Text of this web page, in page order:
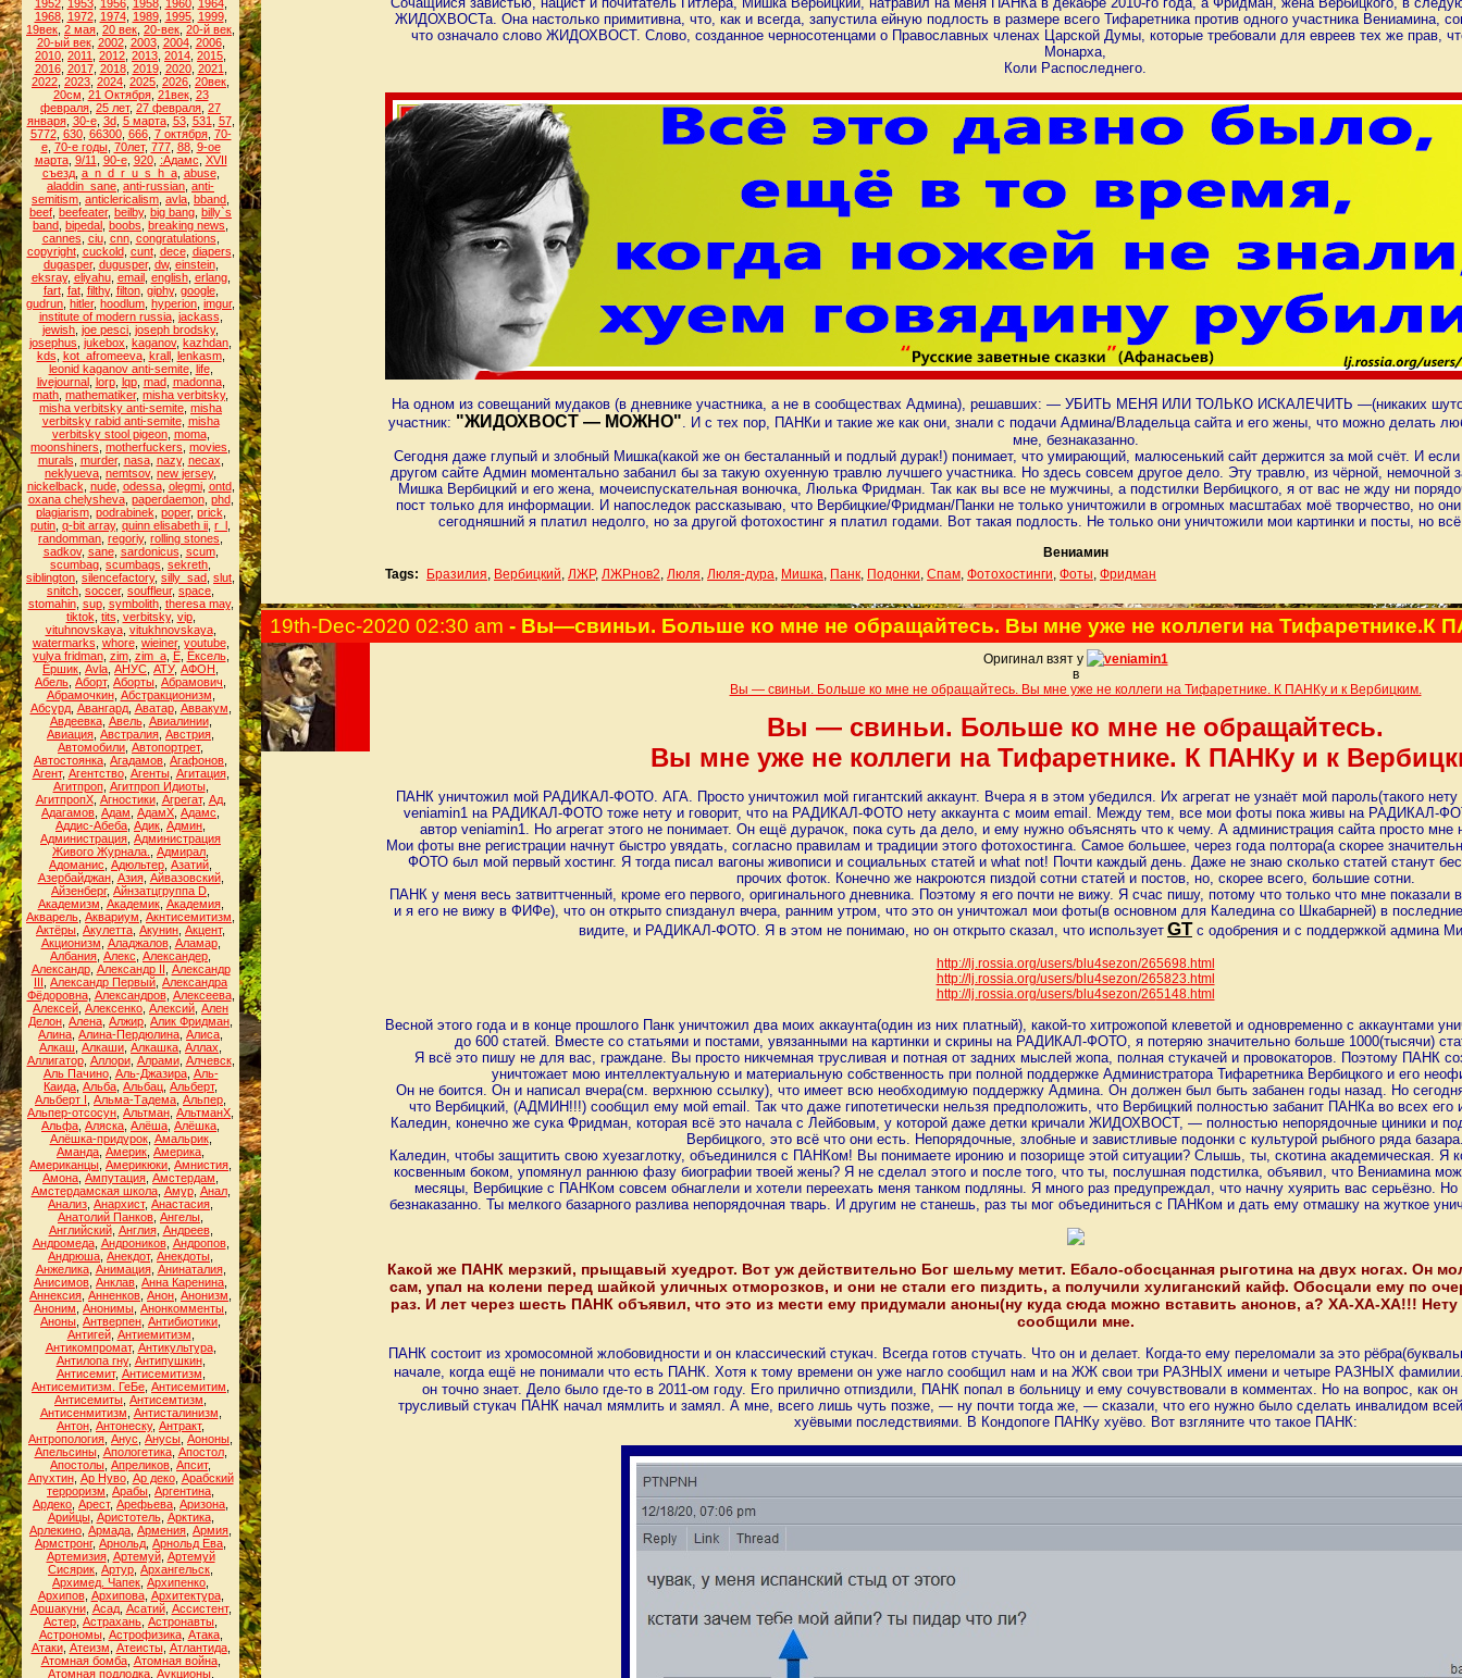
1952, 1953, 1956, 1958, 1960, 1964,
1968, 1972, 1974, 1989, 1995, 1999,
19век 2 мая 20 век 20-век 20-й век
20-ый век, 2002, 2003, 2004, 2006,
2010 2011 2012 2013 2014 2015
2016, 2017, 2018, 2019, 2020, 2021
2022 2023 2024 2025 2026 20век
20см 21 Октября, 21век, 23
февраля 25 лет, 27 февраля 27
января, 30-е, 3d, 5 марта, 53, 531 57,
5772, 630, 66300, 666, 7 октября, 70-
е, 70-е годы, 70лет, 777, 88, 9-ое
марта, 9/11 90-е, 920, :Адамс XVII
съезд, a_n_d_r_u_s_h_a, abuse,
aladdin_sane anti-russian anti-
semitism anticlericalism avla bband
beef beefeater, beilby, big bang billy`s
band bipedal boobs breaking news
cannes ciu, cnn, congratulations
copyright, cuckold, cunt, dece, diapers
dugasper, dugusper, dw, einstein,
eksray, eliyahu, email, english, erlang,
fart, fat, filthy, filton, giphy, google,
gudrun hitler, hoodlum hyperion imgur,
institute of modern russia, jackass
jewish joe pesci joseph brodsky,
josephus jukebox kaganov, kazhdan
kds kot_afromeeva, krall, lenkasm,
leonid kaganov anti-semite, life,
livejournal, lorp, lqp, mad, madonna,
math mathematiker, misha verbitsky,
misha verbitsky anti-semite misha
verbitsky rabid anti-semite, misha
verbitsky stool pigeon, moma,
moonshiners motherfuckers movies
murals murder, nasa, nazy, necax
neklyueva nemtsov, new jersey,
nickelback nude, odessa, olegmi, ontd,
oxana chelysheva, paperdaemon, phd,
plagiarism, podrabinek poper, prick
putin q-bit array, quinn elisabeth ii r_l
randomman regoriy, rolling stones
sadkov, sane, sardonicus scum,
scumbag scumbags sekreth
siblington silencefactory, silly_sad slut
snitch soccer, souffleur, space
stomahin, sup, symbolith, theresa may,
tiktok tits verbitsky, vip,
vituhnovskaya, vitukhnovskaya,
watermarks whore, wieiner, youtube,
yulya fridman, zim, zim_a, Ё, Ёксель,
Ёршик Аvla АНУС АТУ, АФОН
Абель Аборт, Аборты Абрамович
Абрамочкин, Абстракционизм
Абсурд, Авангард, Аватар, Аввакум
Авдеевка, Авель, Авиалинии,
Авиация Австралия Австрия
Автомобили Автопортрет,
Автостоянка Агадамов Агафонов
Агент, Агентство, Агенты, Агитация,
Агитпроп, Агитпроп Идиоты,
АгитпропХ, Агностики, Агрегат, Ад,
Адагамов Адам АдамХ Адамс
Аддис-Абеба Адик Админ
Администрация Администрация
Живого Журнала.
Адмирал
Адоманис Адюльтер Азатий
Азербайджан, Азия, Айвазовский,
Айзенберг, Айнзатцгруппа D
Академизм Академик, Академия,
Акварель Аквариум Акнтисемитизм
Актёры Акулетта Акунин Акцент,
Акционизм Аладжалов, Аламар,
Албания Алекс Александер
Александр, Александр II Александр
III Александр Первый Александра
Фёдоровна, Александров, Алексеева,
Алексей Алексенко Алексий Ален
Делон Алена Алжир Алик Фридман
Алина Алина-Пердюлина Алиса
Алкаш Алкаши Алкашка Аллах
Аллигатор, Аллори, Алрами, Алчевск,
Аль Пачино, Аль-Джазира, Аль-
Каида Альба Альбац Альберт,
Альберт I Альма-Тадема Альпер
Альпер-отсосун Альтман АльтманХ
Альфа Аляска Алёша Алёшка
Алёшка-придурок, Амальрик,
Аманда Америк Америка
Американцы Америкюки Амнистия
Амона Ампутация Амстердам
Амстердамская школа, Амур, Анал,
Анализ Анархист, Анастасия
Анатолий Панков Ангелы
Английский, Англия, Андреев,
Андромеда, Андроников, Андропов,
Андрюша Анекдот, Анекдоты
Анжелика, Анимация, Анинаталия,
Анисимов Анклав Анна Каренина
Аннексия Анненков Анон Анонизм
Аноним Анонимы Анонкомменты
Аноны Антверпен Антибиотики
Антигей, Антиемитизм
Антикомпромат, Антикультура,
Антилопа гну, Антипушкин,
Антисемит, Антисемитизм
Антисемитизм. ГеБе Антисемитим
Антисемиты Антисемтизм
Антисенмитизм Антисталинизм
Антон Антонеску, Антракт,
Антропология Анус Анусы Аононы
Апельсины, Апологетика, Апостол,
Апостолы Апреликов Апсит,
Апухтин, Ар Нуво, Ар деко, Арабский
терроризм Арабы Аргентина
Ардеко Арест, Арефьева Аризона
Арийцы, Аристотель, Арктика,
Арлекино Армада Армения Армия
Армстронг, Арнольд Арнольд Ева
Артемизия, Артемуй, Артемуй
Сисярик Артур Архангельск
Архимед. Чапек Архипенко
Архипов, Архипова, Архитектура,
Аршакуни, Асад, Асатий, Ассистент,
Астер Астрахань Астронавты
Астрономы, Астрофизика, Атака,
Атаки, Атеизм Атеисты, Атлантида,
Атомная бомба, Атомная война,
Атомная подлодка, Аукционы,
ЖИДОХВОСТа. Она настолько примитивна, что, как и всегда, запустила ейную подлость в размере всего Тифаретника против одного участника Вениамина,
что означало слово ЖИДОХВОСТ. Слово, созданное черносотенцами о Православных членах Царской Думы, которые требовали для евреев тех же прав,
Монарха,
Коли Распоследнего.
На одном из совещаний мудаков (в дневнике участника, а не в сообществах Админа), решавших: — УБИТЬ МЕНЯ ИЛИ ТОЛЬКО ИСКАЛЕЧИТЬ —(никаких
участник: "ЖИДОХВОСТ — МОЖНО". И с тех пор, ПАНКи и такие же как они, знали с подачи Админа/Владельца сайта и его жены, что можно делать
мне, безнаказанно.
Сегодня даже глупый и злобный Мишка(какой же он бесталанный и подлый дурак!) понимает, что умирающий, малюсенький сайт держится за мой счёт. И
другом сайте Админ моментально забанил бы за такую охуенную травлю лучшего участника. Но здесь совсем другое дело. Эту травлю, из чёрной, немочной
Мишка Вербицкий и его жена, мочеиспускательная вонючка, Люлька Фридман. Так как вы все не мужчины, а подстилки Вербицкого, я от вас не жду ни
пост только для информации. И напоследок рассказываю, что Вербицкие/Фридман/Панки не только уничтожили в огромных масштабах моё творчество, но
сегодняшний я платил недолго, но за другой фотохостинг я платил годами. Вот такая подлость. Не только они уничтожили мои картинки и посты, но
Вениамин
Tags:
Бразилия, Вербицкий, ЛЖР, ЛЖРнов2, Люля, Люля-дура, Мишка, Панк, Подонки, Спам, Фотохостинги, Фоты, Фридман
19th-Dec-2020 02:30 am - Вы—свиньи. Больше ко мне не обращайтесь. Вы мне уже не коллеги на Тифаретнике.К
Оригинал взят у
veniamin1
в
Вы — свиньи. Больше ко мне не обращайтесь. Вы мне уже не коллеги на Тифаретнике. К ПАНКу и к Вербицким.
Вы — свиньи. Больше ко мне не обращайтесь.
Вы мне уже не коллеги на Тифаретнике. К ПАНКу и к
ПАНК уничтожил мой РАДИКАЛ-ФОТО. АГА. Просто уничтожил мой гигантский аккаунт. Вчера я в этом убедился. Их агрегат не узнаёт мой пароль(такого
veniamin1 на РАДИКАЛ-ФОТО тоже нету и говорит, что на РАДИКАЛ-ФОТО нету аккаунта с моим email. Между тем, все мои фоты пока живы на РАДИКАЛ-
автор veniamin1. Но агрегат этого не понимает. Он ещё дурачок, пока суть да дело, и ему нужно объяснять что к чему. А администрация сайта просто
Мои фоты вне регистрации начнут быстро увядать, согласно правилам и традиции этого фотохостинга. Самое большее, через года полтора(а скорее
ФОТО был мой первый хостинг. Я тогда писал вагоны живописи и социальных статей и what not! Почти каждый день. Даже не знаю сколько статей станут
прочих фоток. Конечно же накроются пиздой сотни статей и постов, но, скорее всего, большие сотни.
ПАНК у меня весь затвиттченный, кроме его первого, оригинального дневника. Поэтому я его почти не вижу. Я счас пишу, потому что только что мне показали
и я его не вижу в ФИФе), что он открыто спизданул вчера, ранним утром, что это он уничтожал мои фоты(в основном для Каледина со Шкабарней) в
видите, и РАДИКАЛ-ФОТО. Я в этом не понимаю, но он открыто сказал, что использует GT с одобрения и с поддержкой админа
http://lj.rossia.org/users/blu4sezon/265698.html
http://lj.rossia.org/users/blu4sezon/265823.html
http://lj.rossia.org/users/blu4sezon/265148.html
Весной этого года и в конце прошлого Панк уничтожил два моих аккаунта(один из них платный), какой-то хитрожопой клеветой и одновременно с аккаунтами
до 600 статей. Вместе со статьями и постами, увязанными на картинки и скрины на РАДИКАЛ-ФОТО, я потеряю значительно больше 1000(тысячи)
Я всё это пишу не для вас, граждане. Вы просто никчемная трусливая и потная от задних мыслей жопа, полная стукачей и провокаторов. Поэтому ПАНК
уничтожает мою интеллектуальную и материальную собственность при полной поддержке Администратора Тифаретника Вербицкого и его
Он не боится. Он и написал вчера(см. верхнюю ссылку), что имеет всю необходимую поддержку Админа. Он должен был быть забанен годы назад. Но
что Вербицкий, (АДМИН!!!) сообщил ему мой email. Так что даже гипотетически нельзя предположить, что Вербицкий полностью забанит ПАНКа во всех
Каледин, конечно же сука Фридман, которая всё это начала с Лейбовым, у которой даже детки кричали ЖИДОХВОСТ, — полностью непорядочные циники и
Вербицкого, это всё что они есть. Непорядочные, злобные и завистливые подонки с культурой рыбного ряда
Каледин, чтобы защитить свою хуезаглотку, объединился с ПАНКом! Вы понимаете иронию и позорище этой ситуации? Слышь, ты, скотина академическая. Я
косвенным боком, упомянул раннюю фазу биографии твоей жены? Я не сделал этого и после того, что ты, послушная подстилка, объявил, что Вениамина
месяцы, Вербицкие с ПАНКом совсем обнаглели и хотели переехать меня танком подляны. Я много раз предупреждал, что начну хуярить вас серьёзно.
безнаказанно. Ты мелкого базарного разлива непорядочная тварь. И другим не станешь, раз ты мог объединиться с ПАНКом и дать ему отмашку на жуткое
Какой же ПАНК мерзкий, прыщавый хуедрот. Вот уж действительно Бог шельму метит. Ебало-обосцанная рыготина на двух ногах. Он
сам, упал на колени перед шайкой уличных отморозков, и они не стали его пиздить, а получили хулиганский кайф. Обосцали ему по
раз. И лет через шесть ПАНК объявил, что это из мести ему придумали аноны(ну куда сюда можно вставить анонов, а? ХА-ХА-ХА!!!
сообщили мне.
ПАНК состоит из хромосомной жлобовидности и он классический стукач. Всегда готов стучать. Что он и делает. Когда-то ему переломали за это
начале, когда ещё не понимали что есть ПАНК. Хотя к тому времени он уже нагло сообщил нам и на ЖЖ свои три РАЗНЫХ имени и четыре РАЗНЫХ
он точно знает. Дело было где-то в 2011-ом году. Его прилично отпиздили, ПАНК попал в больницу и ему сочувствовали в комментах. Но на вопрос, как он
трусливый стукач ПАНК начал мямлить и замял. А мне, всего лишь чуть позже, — ну почти тогда же, — сказали, что его нужно было сделать инвалидом
хуёвыми последствиями. В Кондопоге ПАНКу хуёво. Вот взгляните что такое ПАНК: